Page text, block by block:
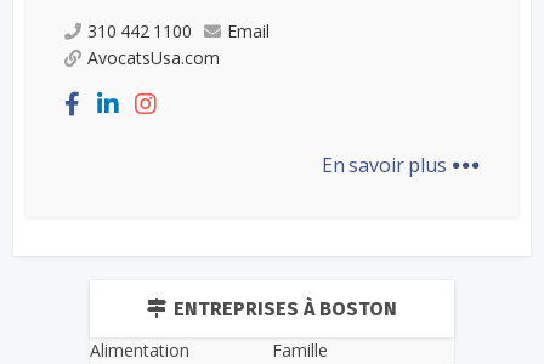
310 442 1100
Email
AvocatsUsa.com
En savoir plus ...
ENTREPRISES À BOSTON
Alimentation
Famille